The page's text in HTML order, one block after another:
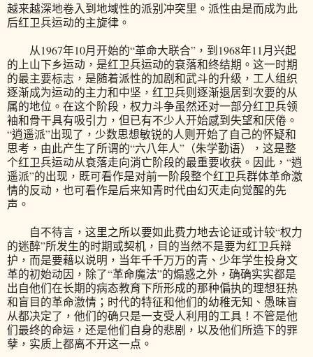
越来越深地卷入到地域性的派别冲突里。派性由是而成为此
后红卫兵运动的主旋律。
从1967年10月开始的“革命大联合”，到1968年11月兴起
的上山下乡运动，是红卫兵运动的衰落和终结期。这一时期
的最主要标志，是随着派性的加剧和武斗的升级，工人组织
逐渐成为运动的主力和中坚，红卫兵则逐渐退居到次要的从
属的地位。在这个阶段，权力斗争虽然还对一部分红卫兵领
袖和骨干具有吸引力，但已有不少人开始感到失望和厌倦。
“逍遥派”出现了，少数思想敏锐的人则开始了自己的怀疑和
思考，由此产生了所谓的“六八年人”（朱学勤语），这是整
个红卫兵运动从衰落走向消亡阶段的最重要收获。因此，“逍
遥派”的出现，既可看作是对前一阶段整个红卫兵群体革命激
情的反动，也可看作是后来知青时代由幻灭走向觉醒的先
声。
自不待言，这里之所以要如此费力地去论证或计较“权力
的迷醉”所发生的时期或契机，目的当然不是要为红卫兵辩
护，而是要藉以说明，当年千千万万的青、少年学生投身文
革的初始动因，除了“革命魔法”的煽惑之外，确确实实都是
出自他们在长期的病态教育下所形成的那种偏执的理想狂热
和盲目的革命激情；时代的特征和他们的幼稚无知、愚昧盲
从都决定了，他们的确只是一支受人利用的工具！不管是他
们最终的命运，还是他们自身的悲剧，以及他们所造下的罪
孽，实质上都离不开这一点。